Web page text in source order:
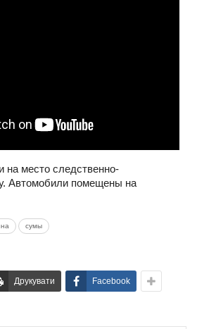
на место следственно-
Автомобили помещены на
сумы
Друкувати Facebook